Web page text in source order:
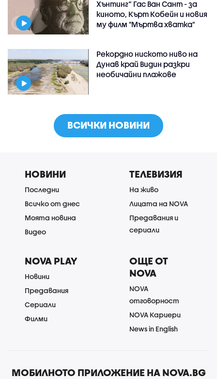
Хънтинг“ Гас Ван Сант - за
киното, Кърт Кобейн и новия
му филм "Мъртва хватка"
Рекордно ниското ниво на
Дунав край Видин разкри
необичайни плажове
ВСИЧКИ НОВИНИ
НОВИНИ
Последни
Всичко от днес
Моята новина
Видео
ТЕЛЕВИЗИЯ
На живо
Лицата на NOVA
Предавания и
сериали
NOVA PLAY
Новини
Предавания
Сериали
Филми
ОЩЕ ОТ
NOVA
NOVA
отговорност
NOVA Кариери
News in English
МОБИЛНОТО ПРИЛОЖЕНИЕ НА NOVA.BG